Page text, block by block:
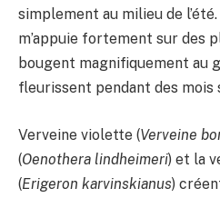
simplement au milieu de
m’appuie fortement sur des
bougent magnifiquement au
fleurissent pendant des mois
Verveine violette (Verveine
(Oenothera lindheimeri) et la
(Erigeron karvinskianus)